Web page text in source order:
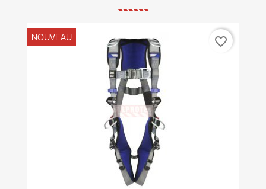
NOUVEAU favorite_border